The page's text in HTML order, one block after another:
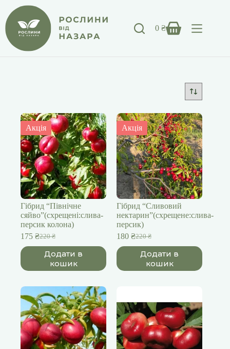
Перейти
вмісту
Кошик
0₴
Акція
Гібрид “Північне
сяйво”(схрещені:слива-
персик колона)
220₴
Оригінальна
ціна:
220 ₴.
175 ₴Поточна
ціна:
175 ₴.
Додати в
кошик
Акція
Гібрид “Сливовий
нектарин”(схрещене:слива-
персик)
220₴
Оригінальна
ціна:
220 ₴.
180₴Поточна
ціна:
180 ₴.
Додати в
кошик